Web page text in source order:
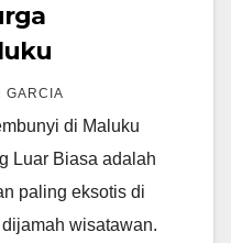
GARCIA
di Maluku
Luar Biasa adalah
paling eksotis di
wisatawan.